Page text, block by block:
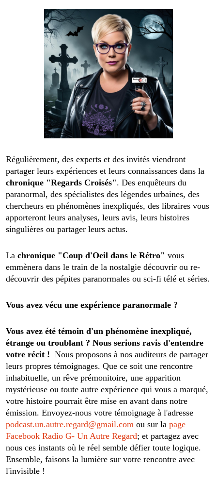
Régulièrement, des experts et des invités viendront
partager leurs expériences et leurs connaissances dans la
chronique "Regards Croisés". Des enquêteurs du
paranormal, des spécialistes des légendes urbaines, des
chercheurs en phénomènes inexpliqués, des libraires vous
apporteront leurs analyses, leurs avis, leurs histoires
singulières ou partager leurs actus.
La chronique "Coup d'Oeil dans le Rétro" vous
emmènera dans le train de la nostalgie découvrir ou re-
découvrir des pépites paranormales ou sci-fi télé et séries.
Vous avez vécu une expérience paranormale ?
Vous avez été témoin d'un phénomène inexpliqué,
étrange ou troublant ? Nous serions ravis d'entendre
votre récit ! Nous proposons à nos auditeurs de partager
leurs propres témoignages. Que ce soit une rencontre
inhabituelle, un rêve prémonitoire, une apparition
mystérieuse ou toute autre expérience qui vous a marqué,
votre histoire pourrait être mise en avant dans notre
émission. Envoyez-nous votre témoignage à l'adresse
podcast.un.autre.regard@gmail.com ou sur la page
Facebook Radio G- Un Autre Regard; et partagez avec
nous ces instants où le réel semble défier toute logique.
Ensemble, faisons la lumière sur votre rencontre avec
l'invisible !